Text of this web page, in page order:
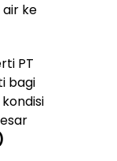
ke
PT
bagi